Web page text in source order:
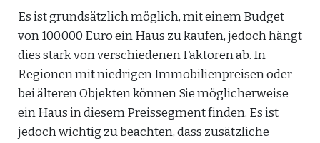
Es ist grundsätzlich möglich, mit einem Budget
von 100.000 Euro ein Haus zu kaufen, jedoch hängt
dies stark von verschiedenen Faktoren ab. In
Regionen mit niedrigen Immobilienpreisen oder
bei älteren Objekten können Sie möglicherweise
ein Haus in diesem Preissegment finden. Es ist
jedoch wichtig zu beachten, dass zusätzliche